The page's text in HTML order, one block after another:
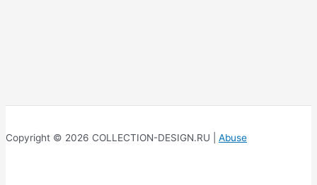
Copyright © 2026 COLLECTION-DESIGN.RU | Abuse